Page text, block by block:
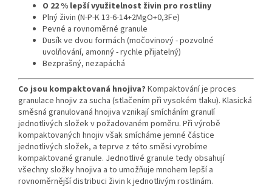
O 22 % lepší využitelnost živin pro rostliny
Plný živin (N-P-K 13-6-14+2MgO+0,3Fe)
Pevné a rovnoměrné granule
Dusík ve dvou formách (močovinový - pozvolné
uvolňování, amonný - rychle přijatelný)
Bezprašný, nezapáchá
Co jsou kompaktovaná hnojiva? Kompaktování je proces
granulace hnojiv za sucha (stlačením při vysokém tlaku). Klasická
směsná granulovaná hnojiva vznikají smícháním granulí
jednotlivých složek v požadovaném poměru. Při výrobě
kompaktovaných hnojiv však smícháme jemné částice
jednotlivých složek, a teprve z této směsi vyrobíme
kompaktované granule. Jednotlivé granule tedy obsahují
všechny složky hnojiva a to umožňuje mnohem lepší a
rovnoměrnější distribuci živin k jednotlivým rostlinám.